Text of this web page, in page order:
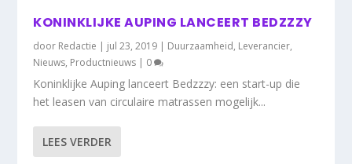
KONINKLIJKE AUPING LANCEERT BEDZZZY
door Redactie | jul 23, 2019 | Duurzaamheid, Leverancier,
Nieuws, Productnieuws | 0
Koninklijke Auping lanceert Bedzzzy: een start-up die
het leasen van circulaire matrassen mogelijk...
LEES VERDER